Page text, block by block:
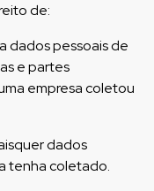
de:
dados pessoais de
e partes
empresa coletou
dados
tenha coletado.